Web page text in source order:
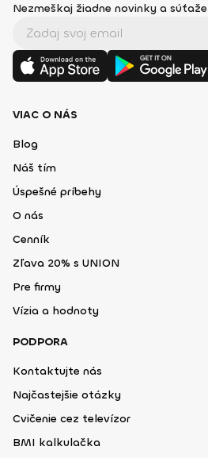
Nezmeškaj žiadne novinky a súťaže
VIAC O NÁS
Blog
Náš tím
Úspešné príbehy
O nás
Cenník
Zľava 20% s UNION
Pre firmy
Vízia a hodnoty
PODPORA
Kontaktujte nás
Najčastejšie otázky
Cvičenie cez televízor
BMI kalkulačka